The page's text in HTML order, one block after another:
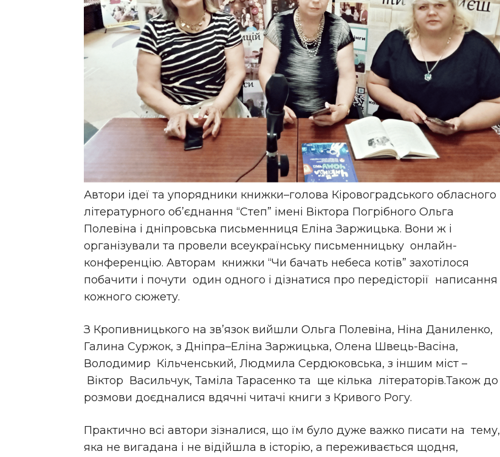
Автори ідеї та упорядники книжки–голова Кіровоградського обласного
літературного об’єднання “Степ” імені Віктора Погрібного Ольга
Полевіна і дніпровська письменниця Еліна Заржицька. Вони ж і
організували та провели всеукраїнську письменницьку онлайн-
конференцію. Авторам книжки “Чи бачать небеса котів” захотілося
побачити і почути один одного і дізнатися про передісторії написання
кожного сюжету.
З Кропивницького на зв’язок вийшли Ольга Полевіна, Ніна Даниленко,
Галина Суржок, з Дніпра–Еліна Заржицька, Олена Швець-Васіна,
Володимир Кільченський, Людмила Сердюковська, з іншим міст –
Віктор Васильчук, Таміла Тарасенко та ще кілька літераторів.Також до
розмови доєдналися вдячні читачі книги з Кривого Рогу.
Практично всі автори зізналися, що їм було дуже важко писати на тему,
яка не вигадана і не відійшла в історію, а переживається щодня,